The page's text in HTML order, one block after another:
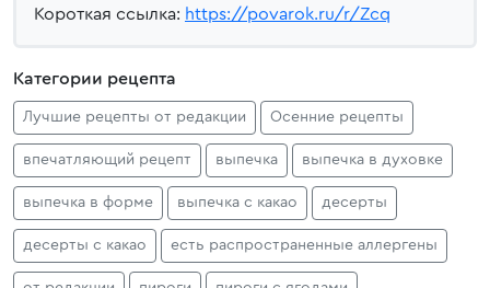
Короткая ссылка: https://povarok.ru/r/Zcq
Категории рецепта
Лучшие рецепты от редакции Осенние рецепты
впечатляющий рецепт выпечка выпечка в духовке
выпечка в форме выпечка с какао десерты
десерты с какао есть распространенные аллергены